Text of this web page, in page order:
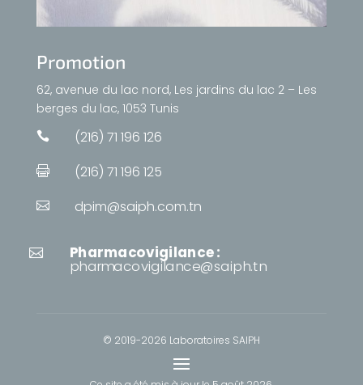
Promotion
62, avenue du lac nord, Les jardins du lac 2 – Les
berges du lac, 1053 Tunis
 (216) 71 196 126
 (216) 71 196 125
 dpim@saiph.com.tn
 Pharmacovigilance :
pharmacovigilance@saiph.tn
© 2019-2026 Laboratoires SAIPH